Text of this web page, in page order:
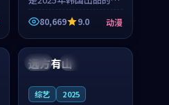
漫新作，主创团队希望
用高考往事的故事让观
众停下来想一想。邵知
重要角色，谢承南的
80,669 9.0 动漫
法国 独播
远方有山
综艺 2025